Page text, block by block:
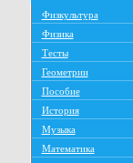
Физкультура
Физика
Тесты
Геометрии
Пособие
История
Музыка
Математика